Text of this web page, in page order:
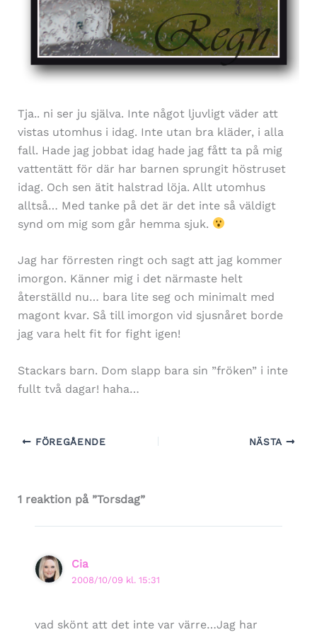
Tja.. ni ser ju själva. Inte något ljuvligt väder att
vistas utomhus i idag. Inte utan bra kläder, i alla
fall. Hade jag jobbat idag hade jag fått ta på mig
vattentätt för där har barnen sprungit höstruset
idag. Och sen ätit halstrad löja. Allt utomhus
alltså… Med tanke på det är det inte så väldigt
synd om mig som går hemma sjuk.
Jag har förresten ringt och sagt att jag kommer
imorgon. Känner mig i det närmaste helt
återställd nu… bara lite seg och minimalt med
magont kvar. Så till imorgon vid sjusnåret borde
jag vara helt fit for fight igen!
Stackars barn. Dom slapp bara sin ”fröken” i inte
fullt två dagar! haha…
FÖREGÅENDE NÄSTA
1 reaktion på ”Torsdag”
Cia
2008/10/09 kl. 15:31
vad skönt att det inte var värre…Jag har